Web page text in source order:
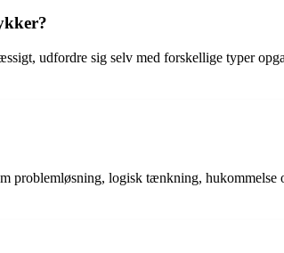
udfordre sig selv med forskellige typer
logisk tænkning, hukommelse